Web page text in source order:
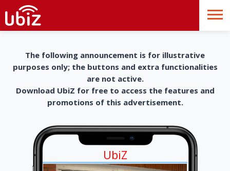
The following announcement is for illustrative
purposes only; the buttons and extra functionalities
are not active.
Download UbiZ for free to access the features and
promotions of this advertisement.
UbiZ